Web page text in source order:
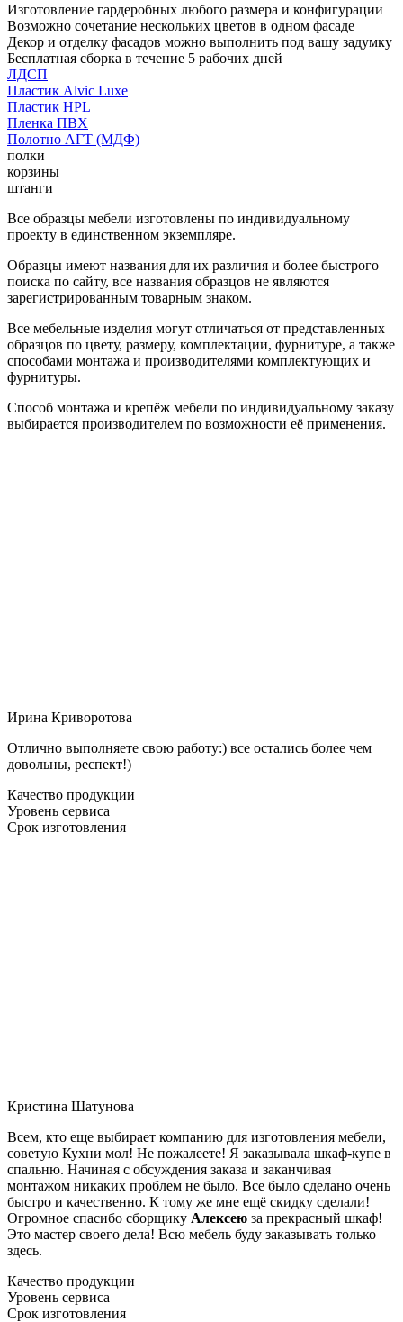
Изготовление гардеробных любого размера и конфигурации
Возможно сочетание нескольких цветов в одном фасаде
Декор и отделку фасадов можно выполнить под вашу задумку
Бесплатная сборка в течение 5 рабочих дней
ЛДСП
Пластик Alvic Luxe
Пластик HPL
Пленка ПВХ
Полотно АГТ (МДФ)
полки
корзины
штанги
Все образцы мебели изготовлены по индивидуальному
проекту в единственном экземпляре.
Образцы имеют названия для их различия и более быстрого
поиска по сайту, все названия образцов не являются
зарегистрированным товарным знаком.
Все мебельные изделия могут отличаться от представленных
образцов по цвету, размеру, комплектации, фурнитуре, а также
способами монтажа и производителями комплектующих и
фурнитуры.
Способ монтажа и крепёж мебели по индивидуальному заказу
выбирается производителем по возможности её применения.
Ирина Криворотова
Отлично выполняете свою работу:) все остались более чем
довольны, респект!)
Качество продукции
Уровень сервиса
Срок изготовления
Кристина Шатунова
Всем, кто еще выбирает компанию для изготовления мебели,
советую Кухни мол! Не пожалеете! Я заказывала шкаф-купе в
спальню. Начиная с обсуждения заказа и заканчивая
монтажом никаких проблем не было. Все было сделано очень
быстро и качественно. К тому же мне ещё скидку сделали!
Огромное спасибо сборщику Алексею за прекрасный шкаф!
Это мастер своего дела! Всю мебель буду заказывать только
здесь.
Качество продукции
Уровень сервиса
Срок изготовления